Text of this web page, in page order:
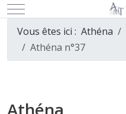
Mobile Menu Toggle
Vous êtes ici : Athéna
Athéna n°37
Athéna